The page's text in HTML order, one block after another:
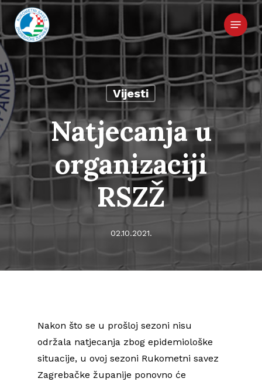
Skip
main
content
Menu
Vijesti
Natjecanja u
organizaciji
RSZŽ
02.10.2021.
Nakon što se u prošloj sezoni nisu
održala natjecanja zbog epidemiološke
situacije, u ovoj sezoni Rukometni savez
Zagrebačke županije ponovno će